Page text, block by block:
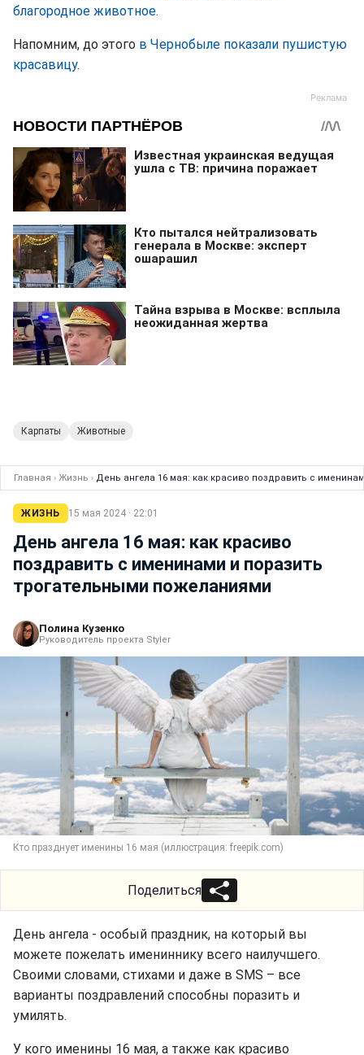
благородное животное.
Напомним, до этого в Чернобыле показали пушистую
красавицу.
Карпаты Животные
Главная › Жизнь › День ангела 16 мая: как красиво поздравить с
ЖИЗНЬ 15 мая 2024 · 22:01
День ангела 16 мая: как красиво
поздравить с именинами и поразить
трогательными пожеланиями
Полина Кузенко
Руководитель проекта Styler
Кто празднует именины 16 мая (иллюстрация: freepik.com)
Поделиться
День ангела - особый праздник, на который вы
можете пожелать имениннику всего наилучшего.
Своими словами, стихами и даже в SMS – все
варианты поздравлений способны поразить и
умилять.
У кого именины 16 мая, а также как красиво